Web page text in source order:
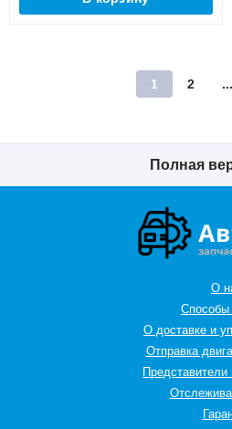
1 2 ...
Полная
О
Способы
О доставке и
Отправка